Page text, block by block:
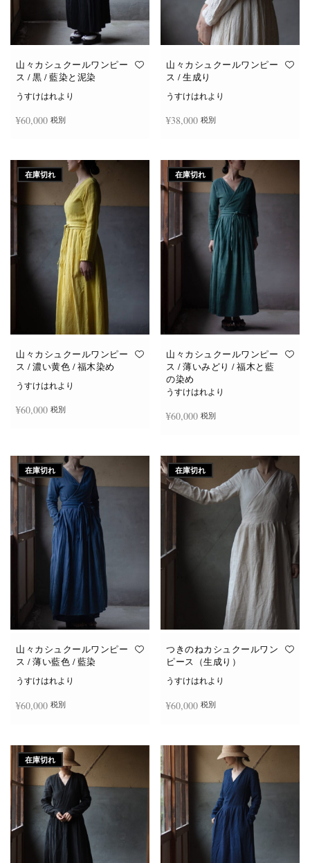
山々カシュクールワンピー
ス / 黒 / 藍染と泥染
うすけはれより
¥60,000 税別
山々カシュクールワンピー
ス / 生成り
うすけはれより
¥38,000 税別
在庫切れ
山々カシュクールワンピー
ス / 濃い黄色 / 福木染め
うすけはれより
¥60,000 税別
在庫切れ
山々カシュクールワンピー
ス / 薄いみどり / 福木と藍
の染め
うすけはれより
¥60,000 税別
在庫切れ
山々カシュクールワンピー
ス / 薄い藍色 / 藍染
うすけはれより
¥60,000 税別
在庫切れ
つきのねカシュクールワン
ピース（生成り）
うすけはれより
¥60,000 税別
在庫切れ